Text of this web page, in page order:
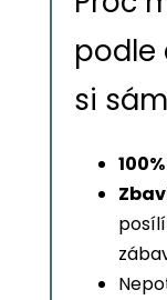
podle
si